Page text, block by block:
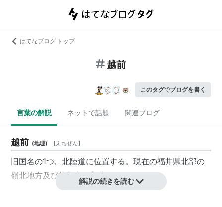
はてなブログ トップ
越前
このタグでブログを書く
言葉の解説 ネットで話題 関連ブログ
越前 (地理) 【 えちぜん】
旧国名の1つ。北陸道に位置する。現在の福井県北部の
嶺北地方及び敦賀市に相当する。
解説の続きを読む